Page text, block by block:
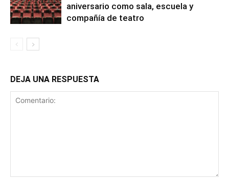
aniversario como sala, escuela y
compañía de teatro
DEJA UNA RESPUESTA